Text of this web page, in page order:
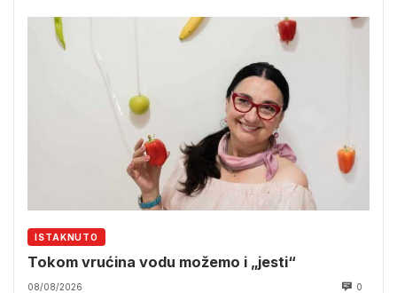
ISTAKNUTO
Tokom vrućina vodu možemo i „jesti“
08/08/2026 0